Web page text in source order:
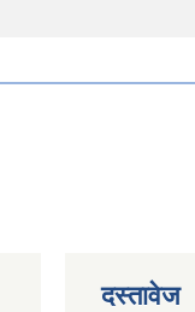
दस्तावेज